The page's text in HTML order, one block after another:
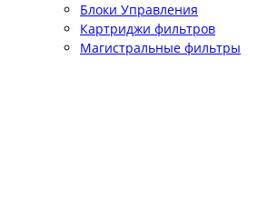
Блоки Управления
Картриджи фильтров
Магистральные фильтры